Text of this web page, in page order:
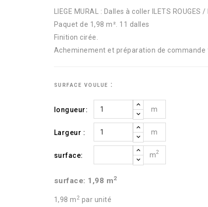
LIEGE MURAL : Dalles à coller ILETS
Paquet de 1,98 m². 11 dalles
Finition cirée.
Acheminement et préparation de commande
surface voulue :
longueur: m
Largeur : m
surface: m2
surface: 1,98 m2
1,98 m2 par unité